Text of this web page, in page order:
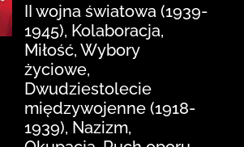
II wojna światowa (1939-
1945), Kolaboracja,
Miłość, Wybory
życiowe,
Dwudziestolecie
międzywojenne (1918-
1939), Nazizm,